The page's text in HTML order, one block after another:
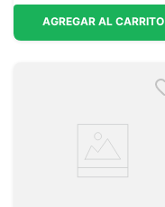
AGREGAR AL CARRITO